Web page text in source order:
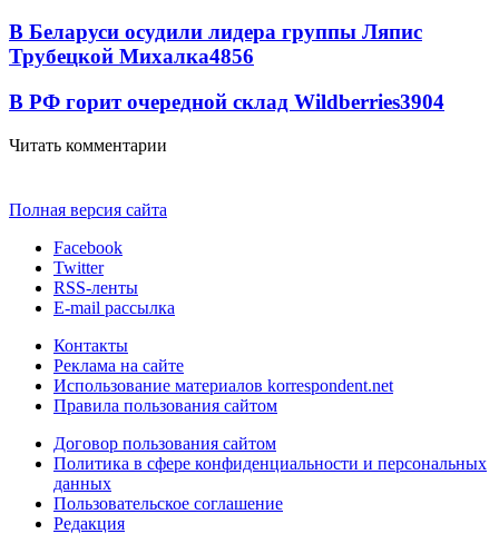
В Беларуси осудили лидера группы Ляпис
Трубецкой Михалка4856
В РФ горит очередной склад Wildberries3904
Читать комментарии
Полная версия сайта
Facebook
Twitter
RSS-ленты
E-mail рассылка
Контакты
Реклама на сайте
Использование материалов korrespondent.net
Правила пользования сайтом
Договор пользования сайтом
Политика в сфере конфиденциальности и персональных
данных
Пользовательское соглашение
Редакция